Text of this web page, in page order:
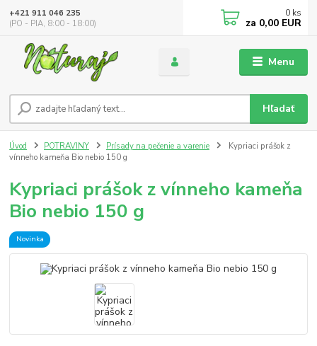
Menu
Hľadať
+421 911 046 235
(PO - PIA, 8:00 - 18:00)
0 ks
za 0,00 EUR
Úvod POTRAVINY Prísady na pečenie a varenie
Kypriaci prášok z
vínneho kameňa Bio nebio 150 g
Kypriaci prášok z vínneho kameňa
Bio nebio 150 g
Novinka